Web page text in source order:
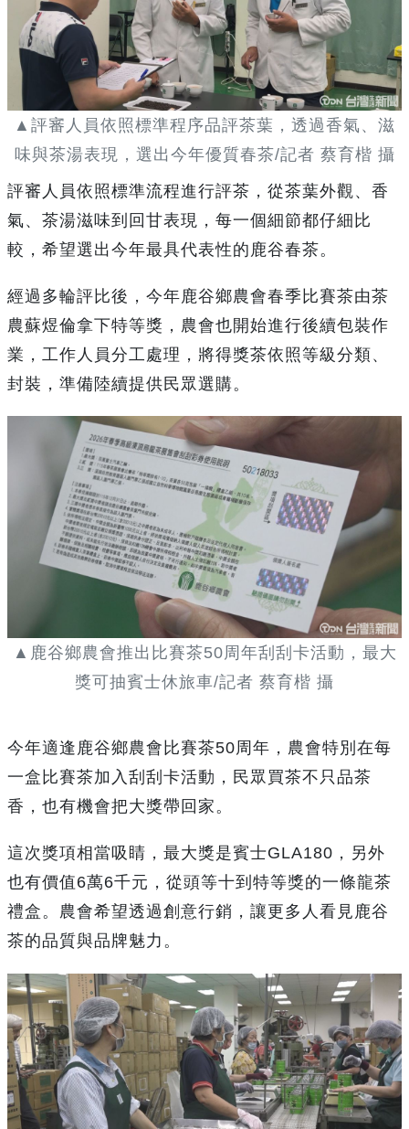
▲評審人員依照標準程序品評茶葉，透過香氣、滋
味與茶湯表現，選出今年優質春茶/記者 蔡育楷 攝
評審人員依照標準流程進行評茶，從茶葉外觀、香
氣、茶湯滋味到回甘表現，每一個細節都仔細比
較，希望選出今年最具代表性的鹿谷春茶。
經過多輪評比後，今年鹿谷鄉農會春季比賽茶由茶
農蘇煜倫拿下特等獎，農會也開始進行後續包裝作
業，工作人員分工處理，將得獎茶依照等級分類、
封裝，準備陸續提供民眾選購。
▲鹿谷鄉農會推出比賽茶50周年刮刮卡活動，最大
獎可抽賓士休旅車/記者 蔡育楷 攝
今年適逢鹿谷鄉農會比賽茶50周年，農會特別在每
一盒比賽茶加入刮刮卡活動，民眾買茶不只品茶
香，也有機會把大獎帶回家。
這次獎項相當吸睛，最大獎是賓士GLA180，另外
也有價值6萬6千元，從頭等十到特等獎的一條龍茶
禮盒。農會希望透過創意行銷，讓更多人看見鹿谷
茶的品質與品牌魅力。